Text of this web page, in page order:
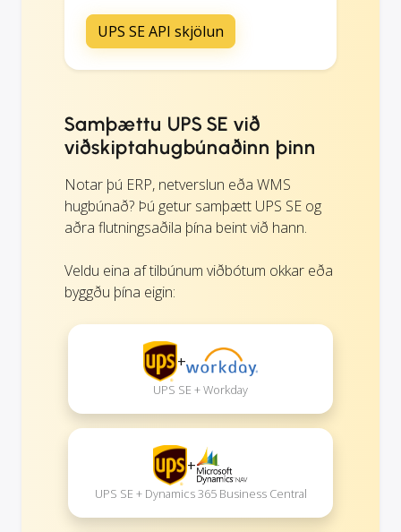
UPS SE API skjölun
Samþættu UPS SE við
viðskiptahugbúnaðinn þinn
Notar þú ERP, netverslun eða WMS
hugbúnað? Þú getur samþætt UPS SE og
aðra flutningsaðila þína beint við hann.
Veldu eina af tilbúnum viðbótum okkar eða
byggðu þína eigin:
+
UPS SE + Workday
+
UPS SE + Dynamics 365 Business Central